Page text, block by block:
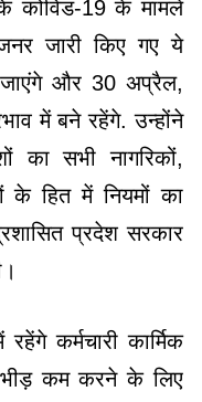
कोविड-19 के मामले
जारी किए गए ये
जाएंगे और 30 अप्रैल,
में बने रहेंगे. उन्होंने
का सभी नागरिकों,
के हित में नियमों का
प्रदेश सरकार
कर्मचारी कार्मिक
भीड़ कम करने के लिए